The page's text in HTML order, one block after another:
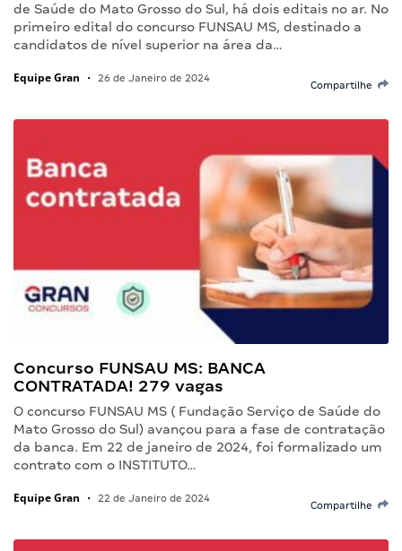
de Saúde do Mato Grosso do Sul, há dois editais no ar. No
primeiro edital do concurso FUNSAU MS, destinado a
candidatos de nível superior na área da…
Equipe Gran • 26 de Janeiro de 2024
Compartilhe
Concurso FUNSAU MS: BANCA
CONTRATADA! 279 vagas
O concurso FUNSAU MS ( Fundação Serviço de Saúde do
Mato Grosso do Sul) avançou para a fase de contratação
da banca. Em 22 de janeiro de 2024, foi formalizado um
contrato com o INSTITUTO…
Equipe Gran • 22 de Janeiro de 2024
Compartilhe